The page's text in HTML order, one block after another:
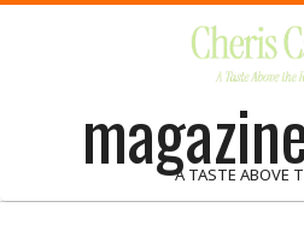
A TASTE ABOVE